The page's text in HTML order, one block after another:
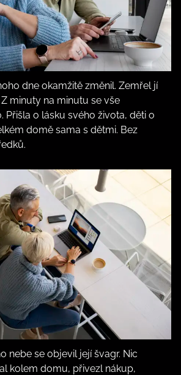
dne okamžitě změnil. Zemřel jí
minuty na minutu se vše
Přišla o lásku svého života, děti o
domě sama s dětmi. Bez
nebe se objevil její švagr. Nic
kolem domu, přivezl nákup,